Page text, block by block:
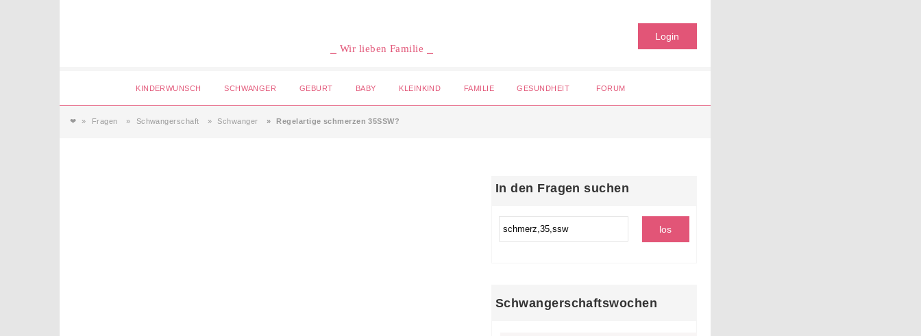
⎯ Wir lieben Familie ⎯
Login
KINDERWUNSCH SCHWANGER GEBURT BABY KLEINKIND FAMILIE GESUNDHEIT FORUM
❤ Fragen Schwangerschaft Schwanger Regelartige schmerzen 35SSW?
In den Fragen suchen
Schwangerschaftswochen